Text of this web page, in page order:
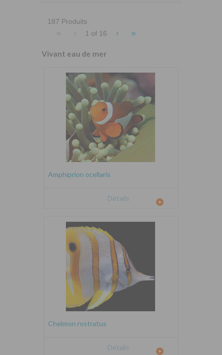
187 Produits
« ‹ 1 of 16 › »
Vivant eau de mer
Amphiprion ocellaris
Détails
Chelmon rostratus
Détails